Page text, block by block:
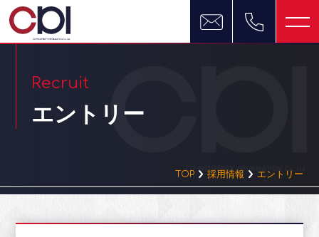
Recruit
エントリー
TOP 採用情報 エントリー